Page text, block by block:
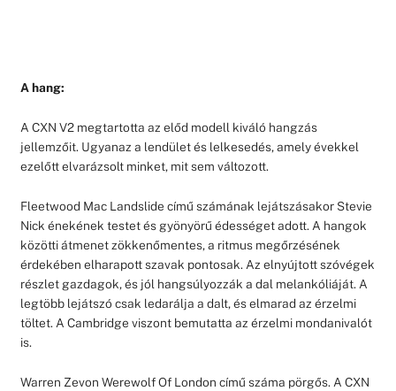
A hang:
A CXN V2 megtartotta az előd modell kiváló hangzás
jellemzőit. Ugyanaz a lendület és lelkesedés, amely évekkel
ezelőtt elvarázsolt minket, mit sem változott.
Fleetwood Mac Landslide című számának lejátszásakor Stevie
Nick énekének testet és gyönyörű édességet adott. A hangok
közötti átmenet zökkenőmentes, a ritmus megőrzésének
érdekében elharapott szavak pontosak. Az elnyújtott szóvégek
részlet gazdagok, és jól hangsúlyozzák a dal melankóliáját. A
legtöbb lejátszó csak ledarálja a dalt, és elmarad az érzelmi
töltet. A Cambridge viszont bemutatta az érzelmi mondanivalót
is.
Warren Zevon Werewolf Of London című száma pörgős. A CXN